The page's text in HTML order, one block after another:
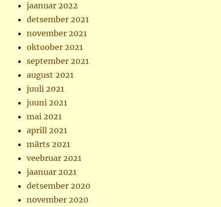
jaanuar 2022
detsember 2021
november 2021
oktoober 2021
september 2021
august 2021
juuli 2021
juuni 2021
mai 2021
aprill 2021
märts 2021
veebruar 2021
jaanuar 2021
detsember 2020
november 2020